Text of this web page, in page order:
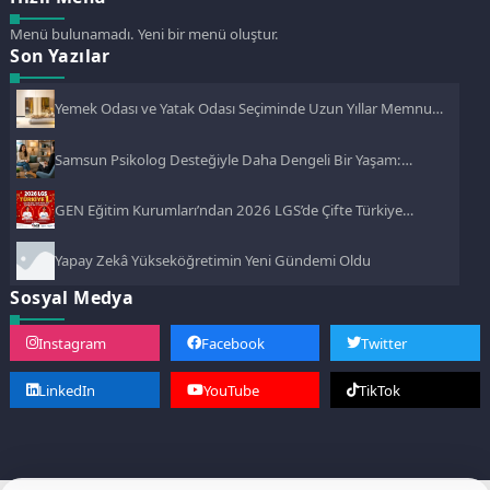
Menü bulunamadı. Yeni bir menü oluştur.
Son Yazılar
Yemek Odası ve Yatak Odası Seçiminde Uzun Yıllar Memnun
Samsun Psikolog Desteğiyle Daha Dengeli Bir Yaşam:
GEN Eğitim Kurumları’ndan 2026 LGS’de Çifte Türkiye
Yapay Zekâ Yükseköğretimin Yeni Gündemi Oldu
Sosyal Medya
Instagram Facebook Twitter
LinkedIn YouTube TikTok